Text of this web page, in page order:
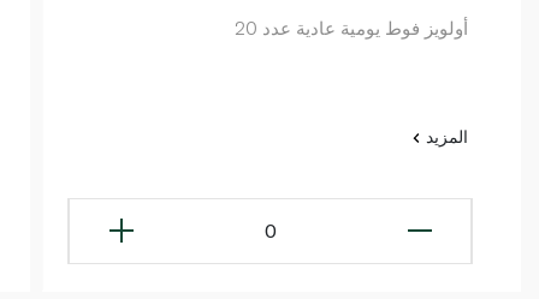
أولويز فوط يومية عادية عدد 20
المزيد
0